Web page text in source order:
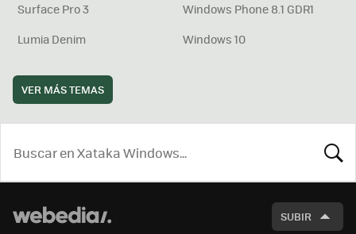
Surface Pro 3
Windows Phone 8.1 GDR1
Lumia Denim
Windows 10
VER MÁS TEMAS
SUBIR